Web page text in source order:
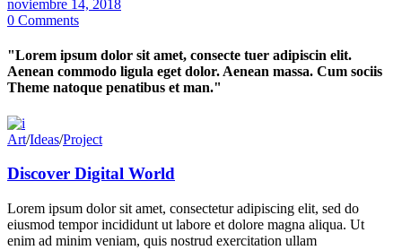
noviembre 14, 2018
0 Comments
"Lorem ipsum dolor sit amet, consecte tuer adipiscin elit.
Aenean commodo ligula eget dolor. Aenean massa. Cum sociis
Theme natoque penatibus et man."
Art/Ideas/Project
Discover Digital World
Lorem ipsum dolor sit amet, consectetur adipiscing elit, sed do
eiusmod tempor incididunt ut labore et dolore magna aliqua. Ut
enim ad minim veniam, quis nostrud exercitation ullam